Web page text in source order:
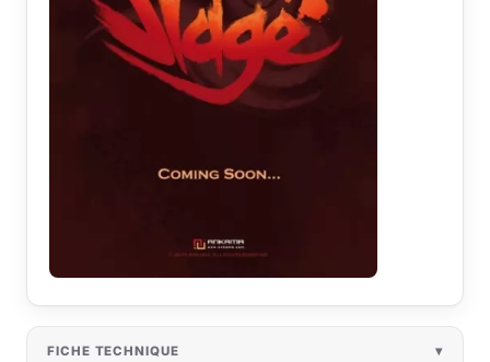
FICHE TECHNIQUE